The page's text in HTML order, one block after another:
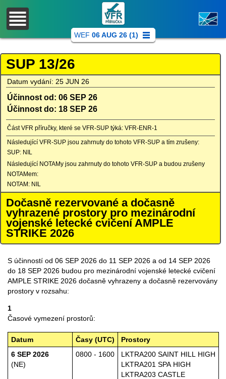
WEF 06 AUG 26 (1)
SUP 13/26
Datum vydání: 25 JUN 26
Účinnost od: 06 SEP 26
Účinnost do: 18 SEP 26
Část VFR příručky, které se VFR-SUP týká: VFR-ENR-1
Následující VFR-SUP jsou zahrnuty do tohoto VFR-SUP a tím zrušeny:
SUP: NIL
Následující NOTAMy jsou zahrnuty do tohoto VFR-SUP a budou zrušeny
NOTAMem:
NOTAM: NIL
Dočasně rezervované a dočasně
vyhrazené prostory pro mezinárodní
vojenské letecké cvičení AMPLE
STRIKE 2026
S účinností od 06 SEP 2026 do 11 SEP 2026 a od 14 SEP 2026
do 18 SEP 2026 budou pro mezinárodní vojenské letecké cvičení
AMPLE STRIKE 2026 dočasně vyhrazeny a dočasně rezervovány
prostory v rozsahu:
1
Časové vymezení prostorů:
Datum Časy (UTC)
Prostory
6 SEP 2026
(NE)
0800 - 1600
LKTRA200 SAINT HILL HIGH
LKTRA201 SPA HIGH
LKTRA203 CASTLE